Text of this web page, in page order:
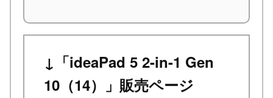
↓「ideaPad 5 2-in-1 Gen
10（14）」販売ページ